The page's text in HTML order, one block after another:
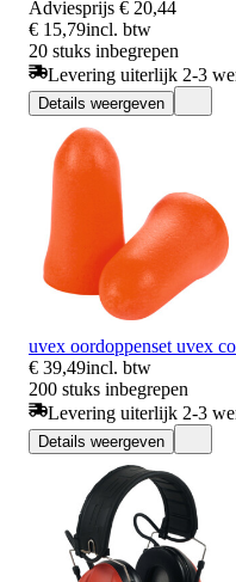
Adviesprijs € 20,44
€ 15,79incl. btw
20 stuks inbegrepen
Levering uiterlijk 2-3
Details weergeven
uvex oordoppenset uvex
€ 39,49incl. btw
200 stuks inbegrepen
Levering uiterlijk 2-3
Details weergeven